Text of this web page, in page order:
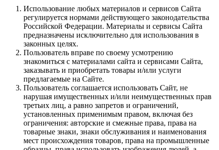
Использование любых материалов и сервисов Сайта
регулируется нормами действующего законодательства
Российской Федерации. Материалы и сервисы Сайта
предназначены исключительно для использования в
законных целях.
Пользователь вправе по своему усмотрению
знакомиться с материалами сайта и сервисами Сайта,
заказывать и приобретать товары и/или услуги
предлагаемые на Сайте.
Пользователь соглашается использовать Сайт, не
нарушая имущественных и/или неимущественных прав
третьих лиц, а равно запретов и ограничений,
установленных применимым правом, включая без
ограничения: авторские и смежные права, права на
товарные знаки, знаки обслуживания и наименования
мест происхождения товаров, права на промышленные